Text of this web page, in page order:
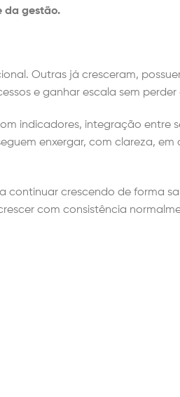
da gestão.
Outras já cresceram,
e ganhar escala sem perder
indicadores, integração entre
enxergar, com clareza, em
continuar crescendo de forma
com consistência